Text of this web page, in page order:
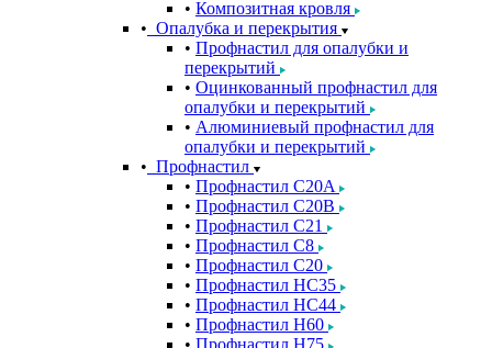
Композитная кровля
Опалубка и перекрытия
Профнастил для опалубки и
перекрытий
Оцинкованный профнастил для
опалубки и перекрытий
Алюминиевый профнастил для
опалубки и перекрытий
Профнастил
Профнастил С20A
Профнастил С20B
Профнастил С21
Профнастил С8
Профнастил С20
Профнастил НС35
Профнастил НС44
Профнастил Н60
Профнастил Н75